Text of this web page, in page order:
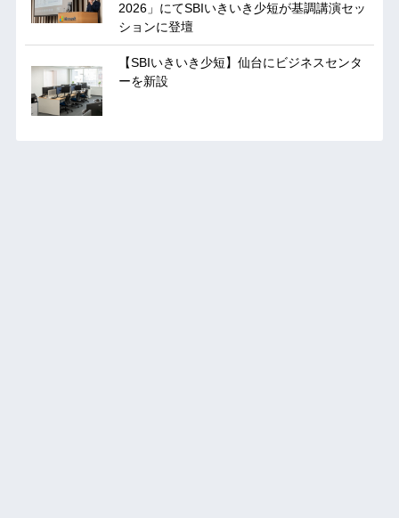
2026」にてSBIいきいき少短が基調講演セッ
ションに登壇
【SBIいきいき少短】仙台にビジネスセンタ
ーを新設